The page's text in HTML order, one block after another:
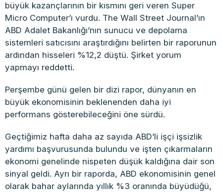
büyük kazançlarının bir kısmını geri veren Super
Micro Computer’ı vurdu. The Wall Street Journal’ın
ABD Adalet Bakanlığı’nın sunucu ve depolama
sistemleri satıcısını araştırdığını belirten bir raporunun
ardından hisseleri %12,2 düştü. Şirket yorum
yapmayı reddetti.
Perşembe günü gelen bir dizi rapor, dünyanın en
büyük ekonomisinin beklenenden daha iyi
performans gösterebileceğini öne sürdü.
Geçtiğimiz hafta daha az sayıda ABD’li işçi işsizlik
yardımı başvurusunda bulundu ve işten çıkarmaların
ekonomi genelinde nispeten düşük kaldığına dair son
sinyal geldi. Ayrı bir raporda, ABD ekonomisinin genel
olarak bahar aylarında yıllık %3 oranında büyüdüğü,